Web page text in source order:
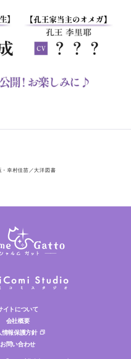
幸村佳苗／大洋図書
イトについて
会社概要
情報保護方針
お問い合わせ